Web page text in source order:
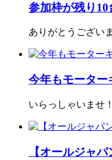
参加枠が残り10
ありがとうござい
今年もモーター
いらっしゃいませ
【オールジャ